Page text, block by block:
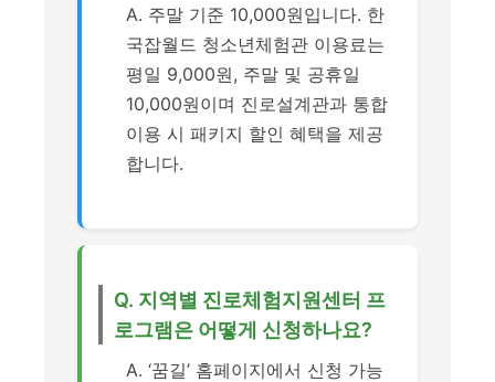
A. 주말 기준 10,000원입니다. 한
국잡월드 청소년체험관 이용료는
평일 9,000원, 주말 및 공휴일
10,000원이며 진로설계관과 통합
이용 시 패키지 할인 혜택을 제공
합니다.
Q. 지역별 진로체험지원센터 프
로그램은 어떻게 신청하나요?
A. ‘꿈길’ 홈페이지에서 신청 가능